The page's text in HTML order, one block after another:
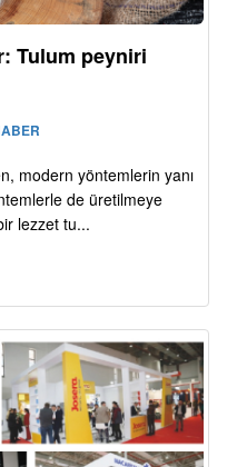
Tulum peyniri
modern yöntemlerin yanı
de üretilmeye
lezzet tu...